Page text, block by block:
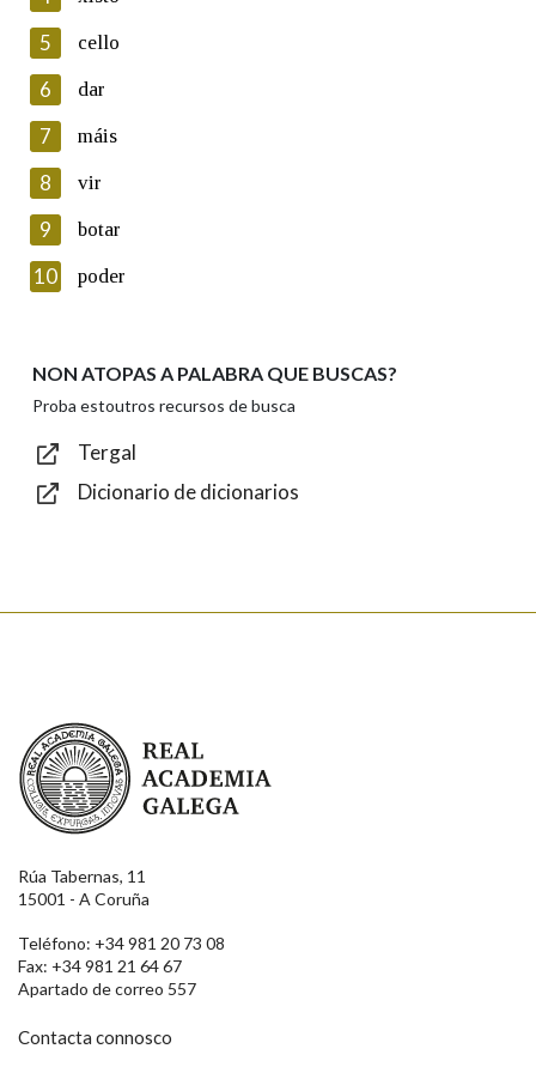
Lin e acepto as condicións da política de
Introduce o código que aparece na imaxe:
Texto de verificación
Enviar
5 cello
6 dar
7 máis
8 vir
9 botar
10 poder
NON ATOPAS A PALABRA QUE BUSCAS?
Proba estoutros recursos de busca
Tergal
Dicionario de dicionarios
Real Academia Galega
Rúa Tabernas, 11
15001 - A Coruña
Teléfono: +34 981 20 73 08
Fax: +34 981 21 64 67
Apartado de correo 557
Contacta connosco